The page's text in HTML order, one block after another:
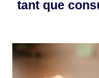
tant que